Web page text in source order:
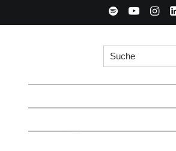
Search for: